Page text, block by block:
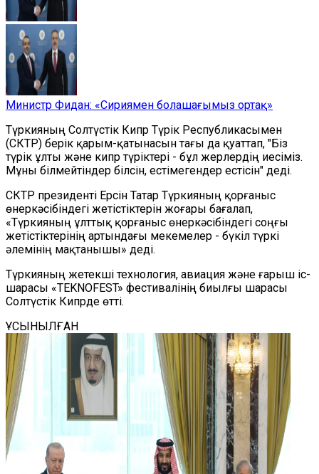
Министр Фидан: «Сириямен болашағымыз ортақ»
Түркияның Солтүстік Кипр Түрік Республикасымен
(СКТР) берік қарым-қатынасын тағы да қуаттап, "Біз
түрік ұлты және кипр түріктері - бұл жерлердің иесіміз.
Мұны білмейтіндер білсін, естімегендер естісін" деді.
СКТР президенті Ерсін Татар Түркияның қорғаныс
өнеркәсібіндегі жетістіктерін жоғары бағалап,
«Түркияның ұлттық қорғаныс өнеркәсібіндегі соңғы
жетістіктерінің артындағы мекемелер - бүкіл түркі
әлемінің мақтанышы» деді.
Түркияның жетекші технология, авиация және ғарыш іс-
шарасы «TEKNOFEST» фестивалінің биылғы шарасы
Солтүстік Кипрде өтті.
ҰСЫНЫЛҒАН